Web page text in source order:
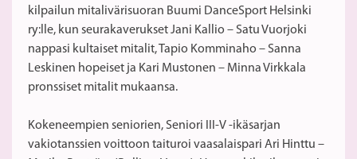
kilpailun mitalivärisuoran Buumi DanceSport Helsinki
ry:lle, kun seurakaverukset Jani Kallio – Satu Vuorjoki
nappasi kultaiset mitalit, Tapio Komminaho – Sanna
Leskinen hopeiset ja Kari Mustonen – Minna Virkkala
pronssiset mitalit mukaansa.
Kokeneempien seniorien, Seniori III-V -ikäsarjan
vakiotanssien voittoon taituroi vaasalaispari Ari Hinttu –